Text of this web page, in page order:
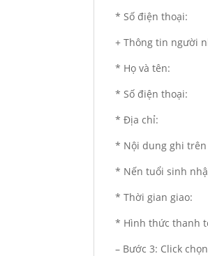
* Số điện thoại:
+ Thông tin người
* Họ và tên:
* Số điện thoại:
* Địa chỉ:
* Nội dung ghi
* Nến tuổi sinh
* Thời gian giao:
* Hình thức thanh
– Bước 3: Click